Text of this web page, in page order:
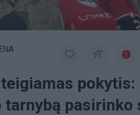
pokytis:
pasirinko